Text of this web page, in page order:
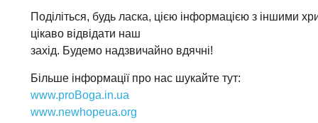
Поділіться, будь ласка, цією інформацією з іншими
цікаво відвідати наш
захід. Будемо надзвичайно вдячні!
Більше інформації про нас шукайте тут:
www.proBoga.in.ua
www.newhopeua.org